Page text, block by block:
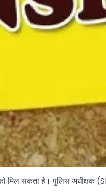
मिल सकता है। पुलिस अधीक्षक